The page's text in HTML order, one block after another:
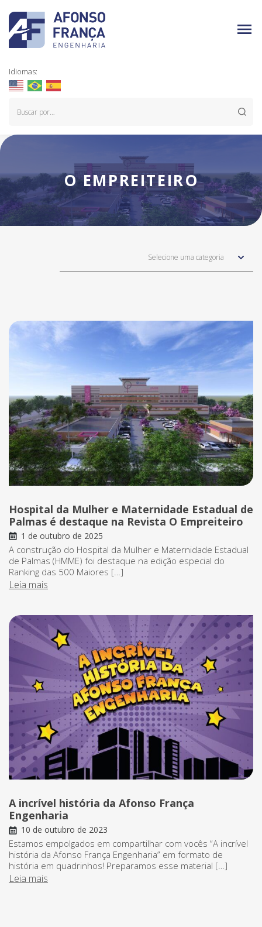
Idiomas:
O EMPREITEIRO
Selecione uma categoria
Hospital da Mulher e Maternidade Estadual de
Palmas é destaque na Revista O Empreiteiro
1 de outubro de 2025
A construção do Hospital da Mulher e Maternidade Estadual
de Palmas (HMME) foi destaque na edição especial do
Ranking das 500 Maiores […]
Leia mais
A incrível história da Afonso França
Engenharia
10 de outubro de 2023
Estamos empolgados em compartilhar com vocês “A incrível
história da Afonso França Engenharia” em formato de
história em quadrinhos! Preparamos esse material […]
Leia mais